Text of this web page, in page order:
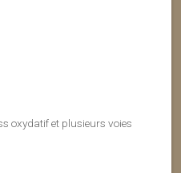
oxydatif et plusieurs voies